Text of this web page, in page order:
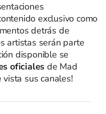
exclusivo como
detrás de
artistas serán parte
disponible se
oficiales de Mad
vista sus canales!